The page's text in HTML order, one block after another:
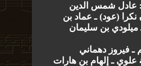
: عادل شمس الدين
نكرا (عود) ـ عماد بن
ميلودي بن سليمان
ـ فيروز دهماني
ـ إلهام بن هارات